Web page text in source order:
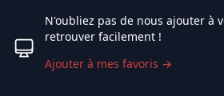
N'oubliez pas de nous ajouter à
retrouver facilement !
Ajouter à mes favoris →